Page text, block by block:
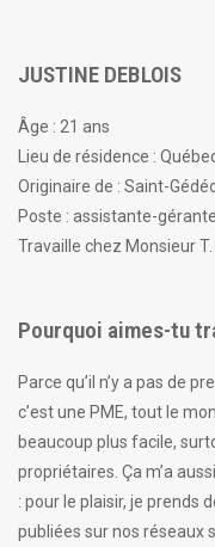
JUSTINE DEBLOIS
Âge : 21 ans
Lieu de résidence :
Originaire de : Saint-
Poste : assistante-gérante
Travaille chez Monsieur
Pourquoi aimes-tu
Parce qu’il n’y a pas de
c’est une PME, tout le
beaucoup plus facile,
propriétaires. Ça m’a
: pour le plaisir, je prends
publiées sur nos réseaux